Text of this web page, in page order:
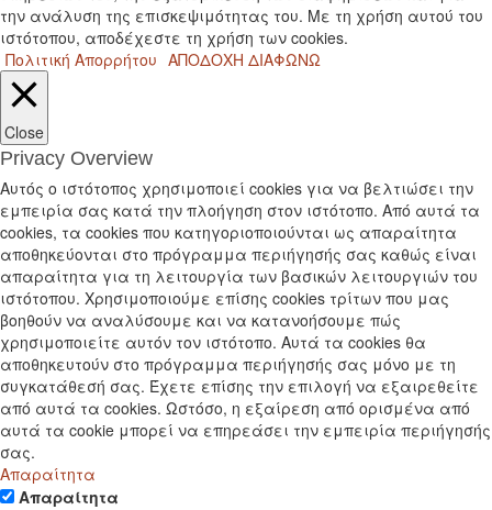
την ανάλυση της επισκεψιμότητας του. Με τη χρήση αυτού του
ιστότοπου, αποδέχεστε τη χρήση των cookies.
Πολιτική Απορρήτου ΑΠΟΔΟΧΗ ΔΙΑΦΩΝΩ
Close
Privacy Overview
Αυτός ο ιστότοπος χρησιμοποιεί cookies για να βελτιώσει την
εμπειρία σας κατά την πλοήγηση στον ιστότοπο. Από αυτά τα
cookies, τα cookies που κατηγοριοποιούνται ως απαραίτητα
αποθηκεύονται στο πρόγραμμα περιήγησής σας καθώς είναι
απαραίτητα για τη λειτουργία των βασικών λειτουργιών του
ιστότοπου. Χρησιμοποιούμε επίσης cookies τρίτων που μας
βοηθούν να αναλύσουμε και να κατανοήσουμε πώς
χρησιμοποιείτε αυτόν τον ιστότοπο. Αυτά τα cookies θα
αποθηκευτούν στο πρόγραμμα περιήγησής σας μόνο με τη
συγκατάθεσή σας. Έχετε επίσης την επιλογή να εξαιρεθείτε
από αυτά τα cookies. Ωστόσο, η εξαίρεση από ορισμένα από
αυτά τα cookie μπορεί να επηρεάσει την εμπειρία περιήγησής
σας.
Απαραίτητα
Απαραίτητα